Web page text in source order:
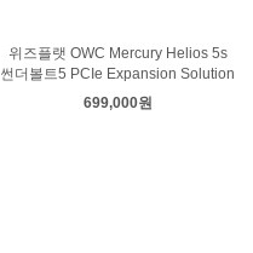
위즈플랫 OWC Mercury Helios 5s
썬더볼트5 PCIe Expansion Solution
699,000원